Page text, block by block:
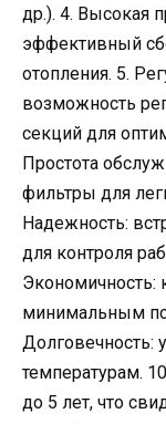
др.). 4. Высокая
эффективный
отопления. 5.
возможность
секций для
Простота
фильтры для
Надежность:
для контроля
Экономичность:
минимальным
Долговечность:
температурам.
до 5 лет, что